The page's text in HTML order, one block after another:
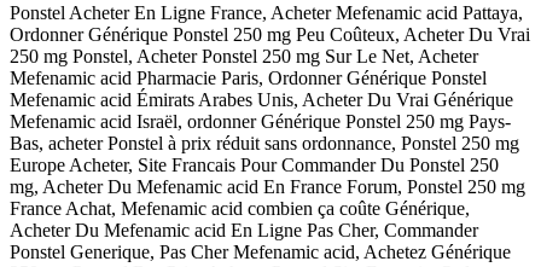
Ponstel Acheter En Ligne France, Acheter Mefenamic acid Pattaya,
Ordonner Générique Ponstel 250 mg Peu Coûteux, Acheter Du Vrai
250 mg Ponstel, Acheter Ponstel 250 mg Sur Le Net, Acheter
Mefenamic acid Pharmacie Paris, Ordonner Générique Ponstel
Mefenamic acid Émirats Arabes Unis, Acheter Du Vrai Générique
Mefenamic acid Israël, ordonner Générique Ponstel 250 mg Pays-
Bas, acheter Ponstel à prix réduit sans ordonnance, Ponstel 250 mg
Europe Acheter, Site Francais Pour Commander Du Ponstel 250
mg, Acheter Du Mefenamic acid En France Forum, Ponstel 250 mg
France Achat, Mefenamic acid combien ça coûte Générique,
Acheter Du Mefenamic acid En Ligne Pas Cher, Commander
Ponstel Generique, Pas Cher Mefenamic acid, Achetez Générique